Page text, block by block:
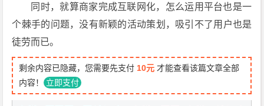
同时，就算商家完成互联网化，怎么运用平台也是一
个棘手的问题，没有新颖的活动策划，吸引不了用户也是
徒劳而已。
剩余内容已隐藏，您需要先支付 10元 才能查看该篇文章全部
内容！ 立即支付